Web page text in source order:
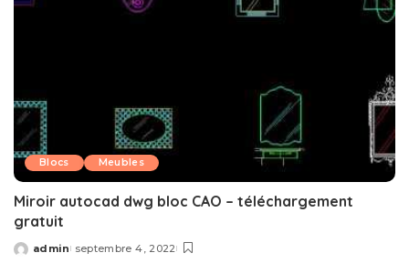
Blocs Meubles
Miroir autocad dwg bloc CAO – téléchargement
gratuit
Posted
admin septembre 4, 2022